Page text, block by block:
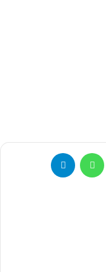
بينتيريست واتساب